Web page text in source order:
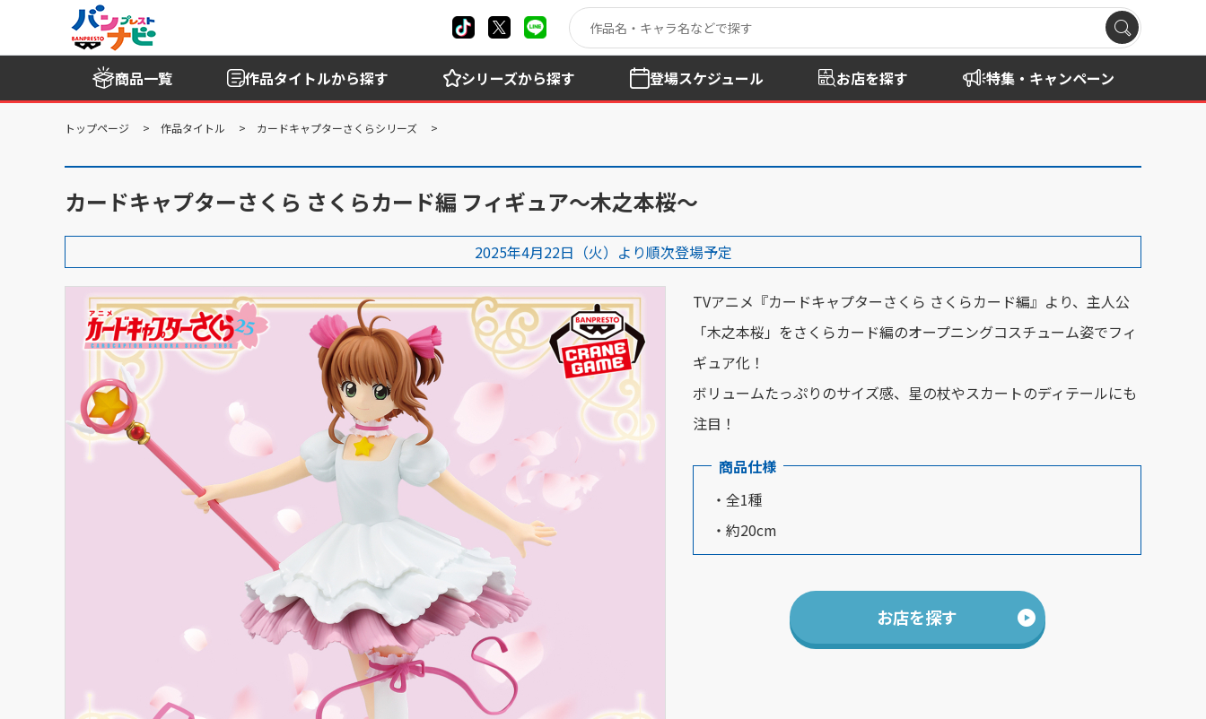
商品一覧 作品タイトルから探す シリーズから探す 登場スケジュール お店を探す 特集・キャンペーン
トップページ 作品タイトル カードキャプターさくらシリーズ
カードキャプターさくら さくらカード編 フィギュア～木之本桜～
2025年4月22日（火）より順次登場予定
TVアニメ『カードキャプターさくら さくらカード編』より、主人公
「木之本桜」をさくらカード編のオープニングコスチューム姿でフィ
ギュア化！
ボリュームたっぷりのサイズ感、星の杖やスカートのディテールにも
注目！
商品仕様
・全1種
・約20cm
お店を探す